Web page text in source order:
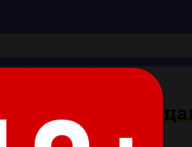
из экокожи с двумя кольцами
с двумя